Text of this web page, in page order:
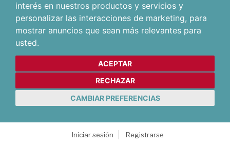
interés en nuestros productos y servicios y
personalizar las interacciones de marketing, para
mostrar anuncios que sean más relevantes para
usted.
ACEPTAR
RECHAZAR
CAMBIAR PREFERENCIAS
Iniciar sesión
Registrarse